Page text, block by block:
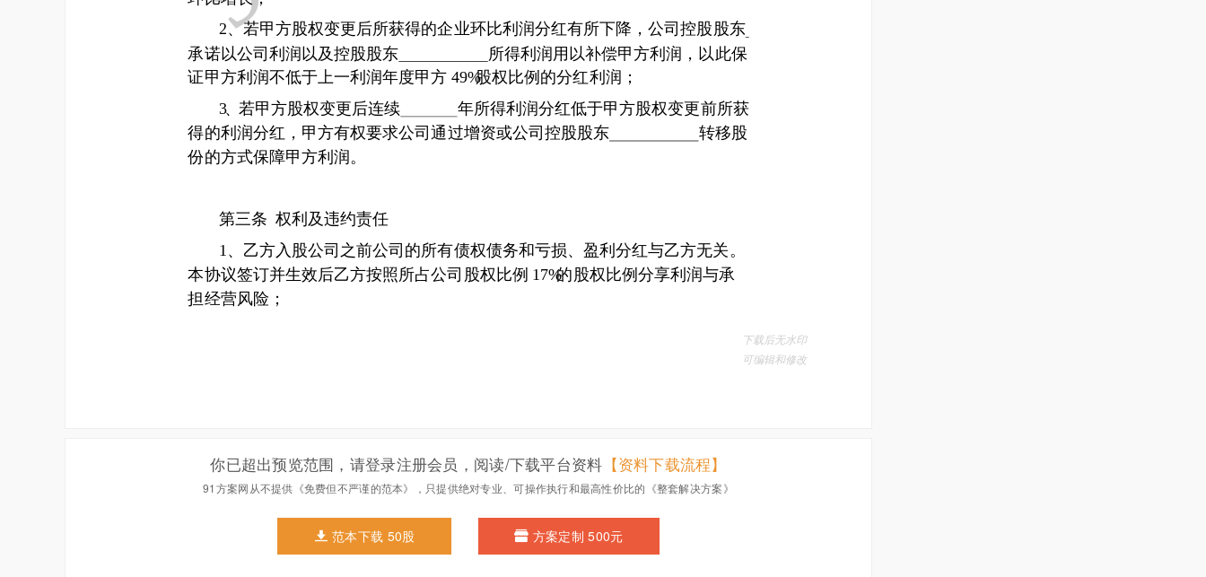
你已超出预览范围，请登录注册会员，阅读/下载平台资料 【资料下载流程】
91方案网从不提供《免费但不严谨的范本》，只提供绝对专业、可操作执行和最高性价比的《整套解决方案》
范本下载 50股 方案定制 500元